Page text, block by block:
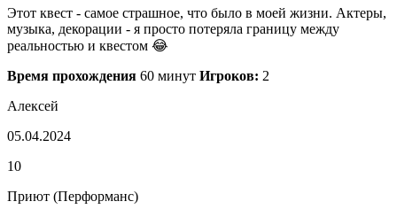
Этот квест - самое страшное, что было в моей жизни. Актеры,
музыка, декорации - я просто потеряла границу между
реальностью и квестом 😂
Время прохождения 60 минут Игроков: 2
Алексей
05.04.2024
10
Приют (Перформанс)